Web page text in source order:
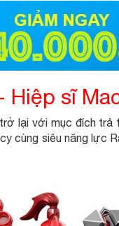
Hiệp sĩ
lại với mục đích
cùng siêu năng lực